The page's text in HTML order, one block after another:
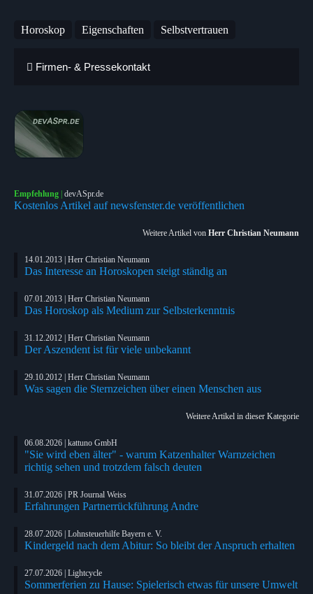
Horoskop Eigenschaften Selbstvertrauen
Firmen- & Pressekontakt
Empfehlung | devASpr.de
Kostenlos Artikel auf newsfenster.de veröffentlichen
Weitere Artikel von Herr Christian Neumann
14.01.2013 | Herr Christian Neumann
Das Interesse an Horoskopen steigt ständig an
07.01.2013 | Herr Christian Neumann
Das Horoskop als Medium zur Selbsterkenntnis
31.12.2012 | Herr Christian Neumann
Der Aszendent ist für viele unbekannt
29.10.2012 | Herr Christian Neumann
Was sagen die Sternzeichen über einen Menschen aus
Weitere Artikel in dieser Kategorie
06.08.2026 | kattuno GmbH
"Sie wird eben älter" - warum Katzenhalter Warnzeichen
richtig sehen und trotzdem falsch deuten
31.07.2026 | PR Journal Weiss
Erfahrungen Partnerrückführung Andre
28.07.2026 | Lohnsteuerhilfe Bayern e. V.
Kindergeld nach dem Abitur: So bleibt der Anspruch erhalten
27.07.2026 | Lightcycle
Sommerferien zu Hause: Spielerisch etwas für unsere Umwelt